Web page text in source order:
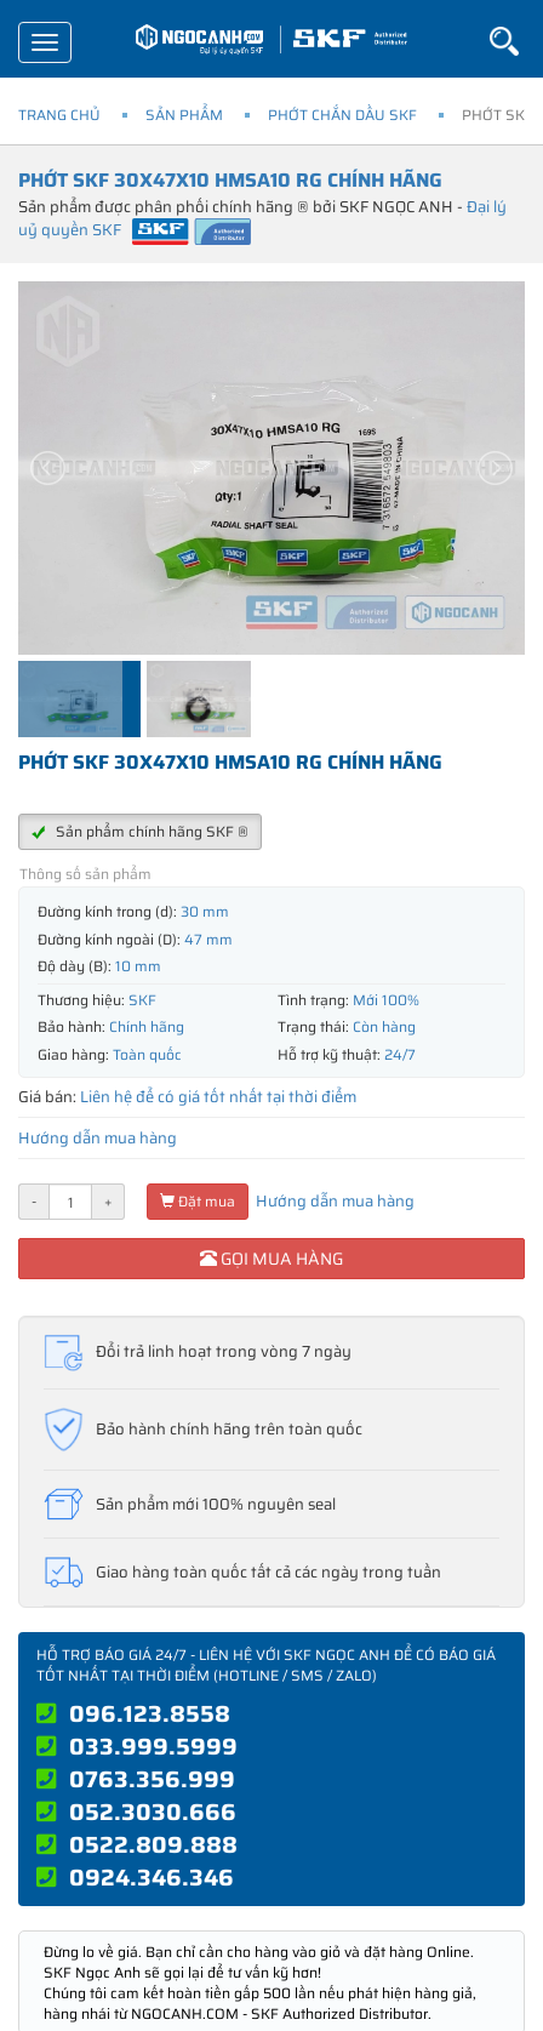
Toggle
navigation
TRANG CHỦ SẢN PHẨM PHỚT CHẮN DẦU SKF PHỚT SKF
PHỚT SKF 30X47X10 HMSA10 RG CHÍNH HÃNG
Sản phẩm được phân phối chính hãng ® bởi SKF NGỌC ANH -Đại lý
uỷ quyền SKF
PHỚT SKF 30X47X10 HMSA10 RG CHÍNH HÃNG
Sản phẩm chính hãng SKF ®
Thông số sản phẩm
Đường kính trong (d): 30 mm
Đường kính ngoài (D): 47 mm
Độ dày (B): 10 mm
Thương hiệu: SKF Tình trạng: Mới 100%
Bảo hành: Chính hãng Trạng thái: Còn hàng
Giao hàng: Toàn quốc Hỗ trợ kỹ thuật: 24/7
Giá bán: Liên hệ để có giá tốt nhất tại thời điểm
Hướng dẫn mua hàng
- + Đặt mua Hướng dẫn mua hàng
GỌI MUA HÀNG
Đổi trả linh hoạt trong vòng 7 ngày
Bảo hành chính hãng trên toàn quốc
Sản phẩm mới 100% nguyên seal
Giao hàng toàn quốc tất cả các ngày trong tuần
HỖ TRỢ BÁO GIÁ 24/7 - LIÊN HỆ VỚI SKF NGỌC ANH ĐỂ CÓ BÁO GIÁ
TỐT NHẤT TẠI THỜI ĐIỂM (HOTLINE / SMS / ZALO)
096.123.8558
033.999.5999
0763.356.999
052.3030.666
0522.809.888
0924.346.346
Đừng lo về giá. Bạn chỉ cần cho hàng vào giỏ và đặt hàng Online.
SKF Ngọc Anh sẽ gọi lại để tư vấn kỹ hơn!
Chúng tôi cam kết hoàn tiền gấp 500 lần nếu phát hiện hàng giả,
hàng nhái từ NGOCANH.COM - SKF Authorized Distributor.